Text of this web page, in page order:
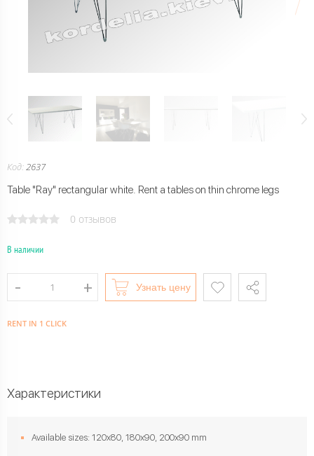
Код:2637
Table "Ray" rectangular white. Rent a tables on thin chrome legs
0 отзывов
В наличии
Узнать цену
RENT IN 1 CLICK
Характеристики
Available sizes: 120x80, 180х90, 200х90 mm